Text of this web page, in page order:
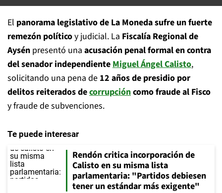
El panorama legislativo de La Moneda sufre un fuerte
remezón políticoy judicial. La Fiscalía Regional de
Aysén presentó una acusación penal formal en contra
del senador independienteMiguel Ángel Calisto,
solicitando una pena de 12 años de presidio por
delitos reiterados decorrupcióncomo fraude al Fisco
y fraude de subvenciones.
Te puede interesar
Rendón critica incorporación de
Calisto en su misma lista
parlamentaria: "Partidos debiesen
tener un estándar más exigente"